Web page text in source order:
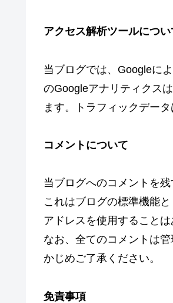
アクセス解析ツールについ
当ブログでは、Googleに
のGoogleアナリティクス
ます。トラフィックデー
コメントについて
当ブログへのコメントを
これはブログの標準機能
アドレスを使用することは
なお、全てのコメントは
かじめご了承ください。
免責事項